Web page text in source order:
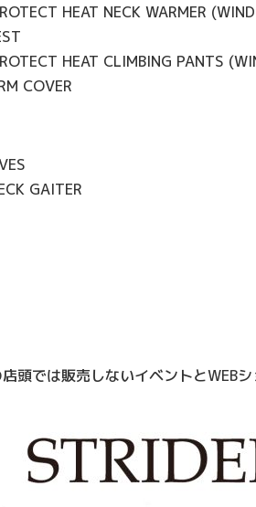
HEAT NECK WARMER
HEAT CLIMBING PANTS
COVER
GAITER
頭では販売しないイベントとWEBシ